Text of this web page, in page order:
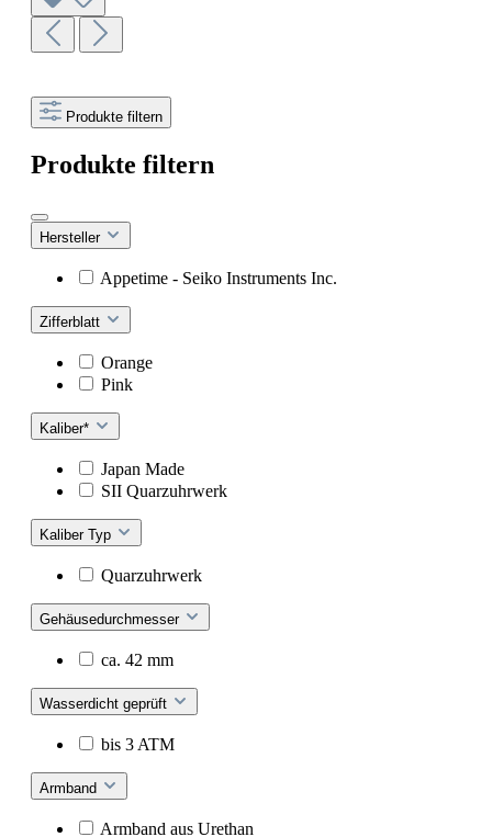
Produkte filtern
Produkte filtern
Hersteller
Appetime - Seiko Instruments Inc.
Zifferblatt
Orange
Pink
Kaliber*
Japan Made
SII Quarzuhrwerk
Kaliber Typ
Quarzuhrwerk
Gehäusedurchmesser
ca. 42 mm
Wasserdicht geprüft
bis 3 ATM
Armband
Armband aus Urethan